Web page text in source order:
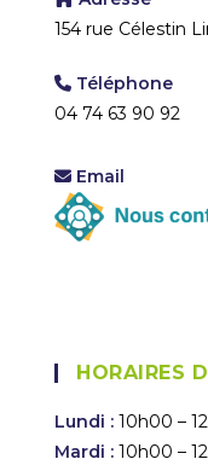
154 rue Célestin
Téléphone
04 74 63 90 92
Email
HORAIRES
Lundi : 10h00 –
Mardi : 10h00 –